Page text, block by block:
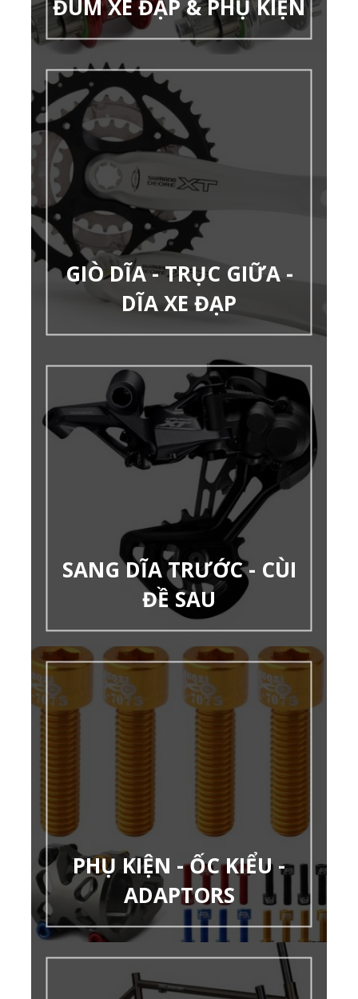
ĐÙM XE ĐẠP & PHỤ KIỆN
GIÒ DĨA - TRỤC GIỮA -
DĨA XE ĐẠP
SANG DĨA TRƯỚC - CÙI
ĐỀ SAU
PHỤ KIỆN - ỐC KIỂU -
ADAPTORS